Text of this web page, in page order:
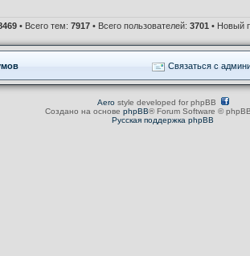
• Всего тем: 7917 • Всего пользователей: 3701 • Новый
Связаться с
Aerostyle developed for phpBB
Создано на основе phpBB® Forum Software ©
Русская поддержка phpBB